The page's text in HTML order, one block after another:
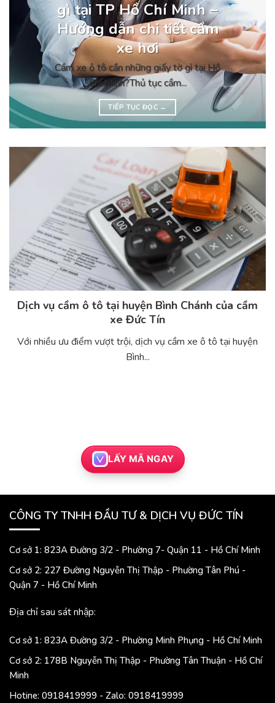
gì tại TP Hồ Chí Minh –
Hướng dẫn chi tiết cầm
xe hơi
Cầm xe ô tô cần những giấy tờ gì tại Hồ
Chí Minh?Thủ tục cầm...
TIẾP TỤC ĐỌC →
Dịch vụ cầm ô tô tại huyện Bình Chánh của cầm
xe Đức Tín
Với nhiều ưu điểm vượt trội, dịch vụ cầm xe ô tô tại huyện
Bình...
LẤY MÃ NGAY
CÔNG TY TNHH ĐẦU TƯ & DỊCH VỤ ĐỨC TÍN
Cơ sở 1: 823A Đường 3/2 - Phường 7- Quận 11 - Hồ Chí Minh
Cơ sở 2: 227 Đường Nguyễn Thị Thập - Phường Tân Phú -
Quận 7 - Hồ Chí Minh
Địa chỉ sau sát nhập:
Cơ sở 1: 823A Đường 3/2 - Phường Minh Phụng - Hồ Chí Minh
Cơ sở 2: 178B Nguyễn Thị Thập - Phường Tân Thuận - Hồ Chí
Minh
Hotine: 0918419999 - Zalo: 0918419999